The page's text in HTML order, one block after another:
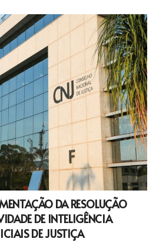
DA RESOLUÇÃO
DE INTELIGÊNCIA
DE JUSTIÇA